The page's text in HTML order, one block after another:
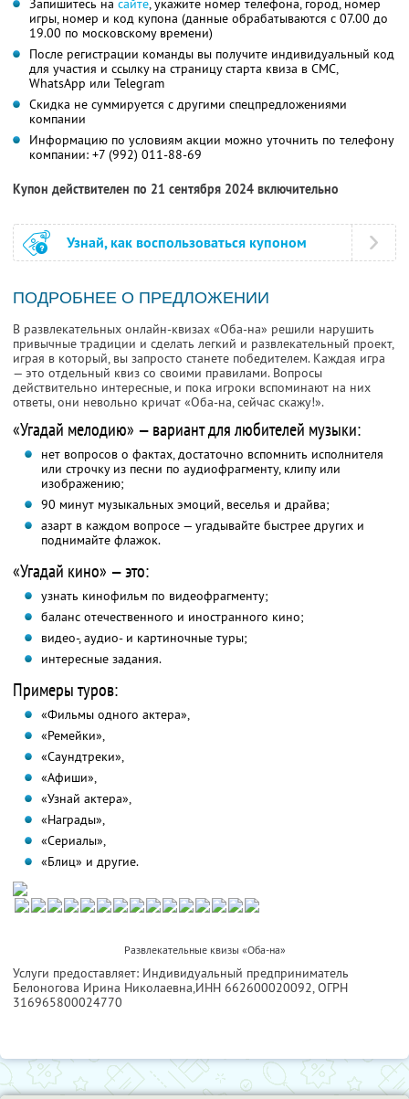
Запишитесь на сайте, укажите номер телефона, город, номер
игры, номер и код купона (данные обрабатываются с 07.00 до
19.00 по московскому времени)
После регистрации команды вы получите индивидуальный код
для участия и ссылку на страницу старта квиза в СМС,
WhatsApp или Telegram
Скидка не суммируется с другими спецпредложениями
компании
Информацию по условиям акции можно уточнить по телефону
компании: +7 (992) 011-88-69
Купон действителен по 21 сентября 2024 включительно
Узнай, как воспользоваться купоном
ПОДРОБНЕЕ О ПРЕДЛОЖЕНИИ
В развлекательных онлайн-квизах «Оба-на» решили нарушить
привычные традиции и сделать легкий и развлекательный проект,
играя в который, вы запросто станете победителем. Каждая игра
— это отдельный квиз со своими правилами. Вопросы
действительно интересные, и пока игроки вспоминают на них
ответы, они невольно кричат «Оба-на, сейчас скажу!».
«Угадай мелодию» — вариант для любителей музыки:
нет вопросов о фактах, достаточно вспомнить исполнителя
или строчку из песни по аудиофрагменту, клипу или
изображению;
90 минут музыкальных эмоций, веселья и драйва;
азарт в каждом вопросе — угадывайте быстрее других и
поднимайте флажок.
«Угадай кино» — это:
узнать кинофильм по видеофрагменту;
баланс отечественного и иностранного кино;
видео-, аудио- и картиночные туры;
интересные задания.
Примеры туров:
«Фильмы одного актера»,
«Ремейки»,
«Саундтреки»,
«Афиши»,
«Узнай актера»,
«Награды»,
«Сериалы»,
«Блиц» и другие.
Развлекательные квизы «Оба-на»
Услуги предоставляет: Индивидуальный предприниматель
Белоногова Ирина Николаевна,ИНН 662600020092, ОГРН
316965800024770